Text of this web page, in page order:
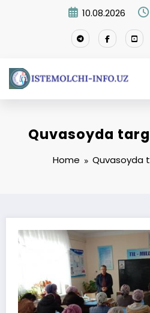
10.08.2026
Quvasoyda
Home Quvasoyda